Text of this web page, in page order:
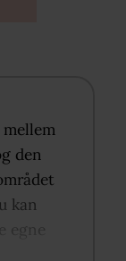
den
kan